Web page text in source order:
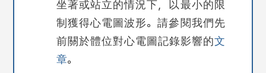
坐著或站立的情況下，以最小的限
制獲得心電圖波形。請參閱我們先
前關於體位對心電圖記錄影響的文
章。